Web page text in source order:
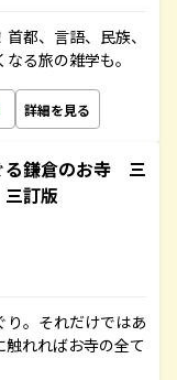
都、言語、民族、
る旅の雑学も。
詳細を見る
鎌倉のお寺 三
訂版
り。それだけではあ
れればお寺の全て